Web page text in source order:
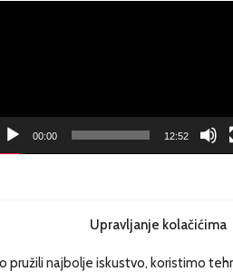
Upravljanje kolačićima
pružili najbolje iskustvo, koristimo
00:00 12:52